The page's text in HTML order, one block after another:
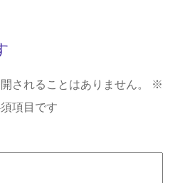
されることはありません。
※
項目です